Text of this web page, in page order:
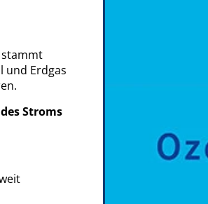
stammt
und Erdgas
Stroms